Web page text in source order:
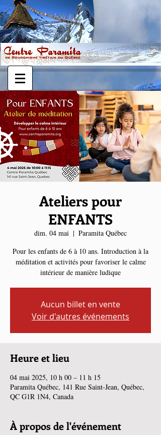
Ateliers pour
ENFANTS
dim. 04 mai
  |
Paramita Québec
Pour les enfants de 6 à 10 ans. Introduction à la
méditation et activités pour favoriser le calme
intérieur de manière ludique
Aucun billet en vente
Voir d'autres événements
Heure et lieu
04 mai 2025, 10 h 00 – 11 h 15
Paramita Québec, 141 Rue Saint-Jean, Québec,
QC G1R 1N4, Canada
À propos de l'événement